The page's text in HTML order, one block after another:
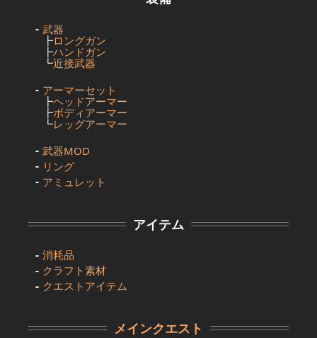
武器
┣ロングガン
┣ハンドガン
┗近接武器
アーマーセット
┣ヘッドアーマー
┣ボディアーマー
┗レッグアーマー
武器MOD
リング
アミュレット
アイテム
消耗品
クラフト素材
クエストアイテム
メインクエスト